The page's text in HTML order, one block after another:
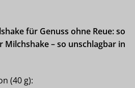
für Genuss ohne Reue: so
Milchshake – so unschlagbar in
(40 g):